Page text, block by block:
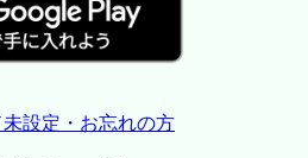
設定・お忘れの方